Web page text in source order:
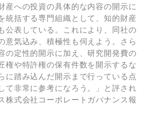
産への投資の具体的な内容の開示に
統括する専門組織として、知的財産
公表している。これにより、同社の
意気込み、積極性も伺えよう。さら
の定性的開示に加え、研究開発費の
権や特許権の保有件数を開示するな
に踏み込んだ開示まで行っている点
て非常に参考になろう。」と評され
株式会社コーポレートガバナンス報